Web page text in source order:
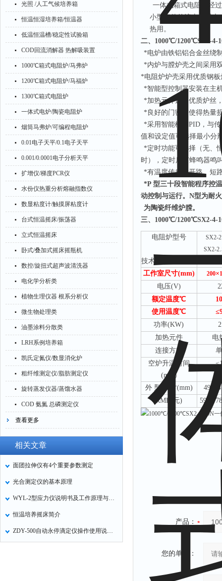
光照 /人工气候培养箱
恒温恒湿培养箱/恒温器
低温恒温槽/稳定性试验箱
COD回流消解器 热解吸装置
1000℃箱式电阻炉/马弗炉
1200℃箱式电阻炉/马福炉
1300℃箱式电阻炉
一体式电炉/陶瓷电阻炉
烟筒马弗炉/可编程电阻炉
0.01电子天平/0.1电子天平
0.001/0.0001电子分析天平
扩增仪/梯度PCR仪
水份仪热重分析熔融指数仪
数显粘度计/触摸屏粘度计
台式恒温摇床/振荡器
立式恒温摇床
卧式/叠加式摇床摇瓶机
数控/旋扭式超声波清洗器
电化学分析类
植物生理仪器 根系分析仪
微生物处理类
油墨涂料分散类
LRH系例培养箱
凯氏定氮仪/数显消化炉
粗纤维测定仪/脂肪测定仪
旋转蒸发仪器/蒸馏水器
COD 氨氮 总磷测定仪
查看更多
相关文章
面团拉伸仪有4个重要参数测定
光合测定仪的基本原理
WYL-2型应力仪说明书及工作原理与操作
恒温培养摇床简介
ZDY-500自动永停滴定仪操作使用说明书
一体式箱式电阻炉经
小型钢件的淬火、退火
热用。
二、 1000℃/1200℃SX2-4-
*电炉由铁铝铝合金丝绕
*内炉与膛炉壳之间采用
*电阻炉炉壳采用优质钢
*智能型控制器安装在主
*加热元件选用优质炉丝
*良好的门密封使得热量
*采用智能模糊PID，与
值和设定值可选择最小分
*定时功能可选择（无、
时），定时后有蜂鸣器鸣
*有温度传感器开路、短
*P 型三十段智能程序控
动控制与运行。N型为耐
为陶瓷纤维炉膛。
三、 1000℃/1200℃SX2-4-
电阻炉型号
技术参数
SX2-2
SX2-2.
工作室尺寸(mm)
200×
电压(V)
额定温度℃
使用温度℃
功率(KW)
加热元件
电
连接方式
空炉升温时间
(min)
外 型 尺寸(mm)
RMB(元)
5900/
产品：
您的单位：